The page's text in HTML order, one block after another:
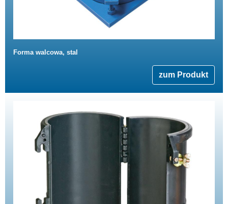
Forma walcowa, stal
zum Produkt